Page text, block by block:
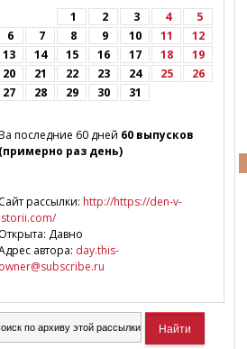
1 2 3 4
5
6
7 8 9 10 11
12
13
14 15 16 17 18
19
20
21 22 23 24 25
26
27
28 29 30 31
За последние 60 дней 60 выпусков
(примерно раз день)
Сайт рассылки: http://https://den-v-
istorii.com/
Открыта: Давно
автора: day.this-
owner@subscribe.ru